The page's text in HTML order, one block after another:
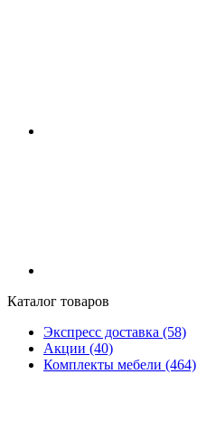
Каталог товаров
Экспресс доставка (58)
Акции (40)
Комплекты мебели (464)